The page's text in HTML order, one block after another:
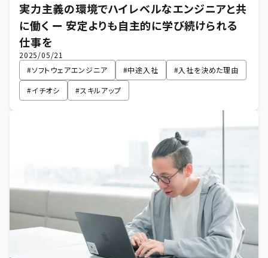
実力主義の環境でハイレベルなエンジニアと共
に働く ー 安定よりも自主的に学び続けられる
仕事を
2025/05/21
#ソフトウェアエンジニア #中途入社 #入社を決めた理由
#イチオシ #スキルアップ